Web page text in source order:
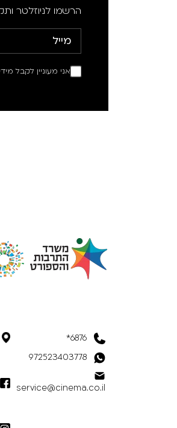
הרשמו לניוזלטר
אני מעוניין לקבל
6876*
972523403778
service@cinema.co.il